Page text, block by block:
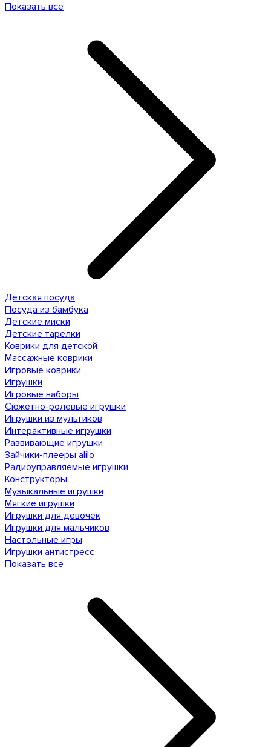
Показать все
Детская посуда
Посуда из бамбука
Детские миски
Детские тарелки
Коврики для детской
Массажные коврики
Игровые коврики
Игрушки
Игровые наборы
Сюжетно-ролевые игрушки
Игрушки из мультиков
Интерактивные игрушки
Развивающие игрушки
Зайчики-плееры alilo
Радиоуправляемые игрушки
Конструкторы
Музыкальные игрушки
Мягкие игрушки
Игрушки для девочек
Игрушки для мальчиков
Настольные игры
Игрушки антистресс
Показать все